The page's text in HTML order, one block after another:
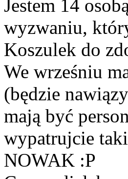
Jestem 14
wyzwaniu,
Koszulek do
We wrześniu
(będzie
mają być
wypatrujcie
NOWAK :P